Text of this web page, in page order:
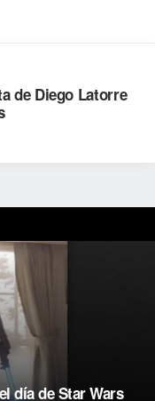
de Diego Latorre
día de Star Wars